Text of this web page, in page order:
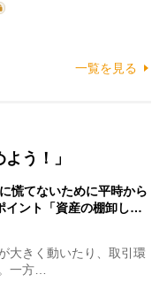
一覧を見る
う！」
慌てないために平時から
イント「資産の棚卸し…
大きく動いたり、取引環
一方…